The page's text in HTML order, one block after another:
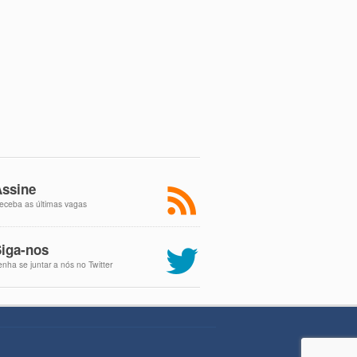
as últimas vagas
nos
se juntar a nós no Twitter